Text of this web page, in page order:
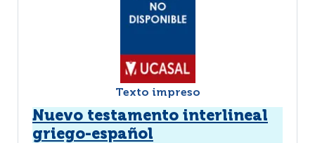
Texto impreso
Nuevo testamento interlineal
griego-español